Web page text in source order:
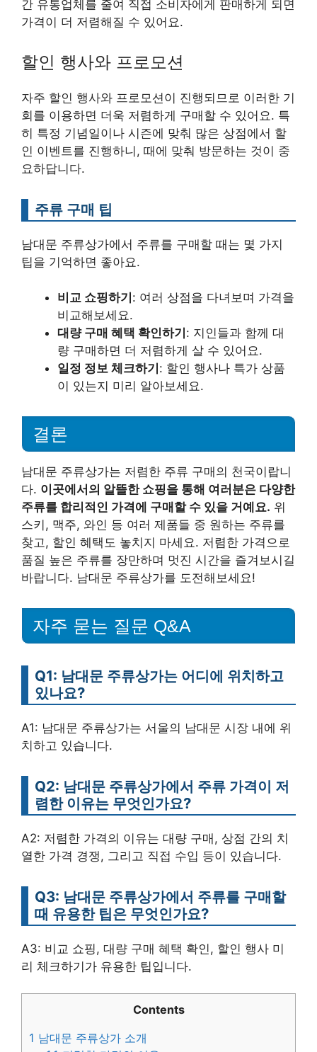
간 유통업체를 줄여 직접 소비자에게 판매하게 되면
가격이 더 저렴해질 수 있어요.
할인 행사와 프로모션
자주 할인 행사와 프로모션이 진행되므로 이러한 기
회를 이용하면 더욱 저렴하게 구매할 수 있어요. 특
히 특정 기념일이나 시즌에 맞춰 많은 상점에서 할
인 이벤트를 진행하니, 때에 맞춰 방문하는 것이 중
요하답니다.
주류 구매 팁
남대문 주류상가에서 주류를 구매할 때는 몇 가지
팁을 기억하면 좋아요.
비교 쇼핑하기 : 여러 상점을 다녀보며 가격을
비교해보세요.
대량 구매 혜택 확인하기 : 지인들과 함께 대
량 구매하면 더 저렴하게 살 수 있어요.
일정 정보 체크하기 : 할인 행사나 특가 상품
이 있는지 미리 알아보세요.
결론
남대문 주류상가는 저렴한 주류 구매의 천국이랍니
다. 이곳에서의 알뜰한 쇼핑을 통해 여러분은 다양한
주류를 합리적인 가격에 구매할 수 있을 거예요. 위
스키, 맥주, 와인 등 여러 제품들 중 원하는 주류를
찾고, 할인 혜택도 놓치지 마세요. 저렴한 가격으로
품질 높은 주류를 장만하며 멋진 시간을 즐겨보시길
바랍니다. 남대문 주류상가를 도전해보세요!
자주 묻는 질문 Q&A
Q1: 남대문 주류상가는 어디에 위치하고
있나요?
A1: 남대문 주류상가는 서울의 남대문 시장 내에 위
치하고 있습니다.
Q2: 남대문 주류상가에서 주류 가격이 저
렴한 이유는 무엇인가요?
A2: 저렴한 가격의 이유는 대량 구매, 상점 간의 치
열한 가격 경쟁, 그리고 직접 수입 등이 있습니다.
Q3: 남대문 주류상가에서 주류를 구매할
때 유용한 팁은 무엇인가요?
A3: 비교 쇼핑, 대량 구매 혜택 확인, 할인 행사 미
리 체크하기가 유용한 팁입니다.
Contents
1 남대문 주류상가 소개